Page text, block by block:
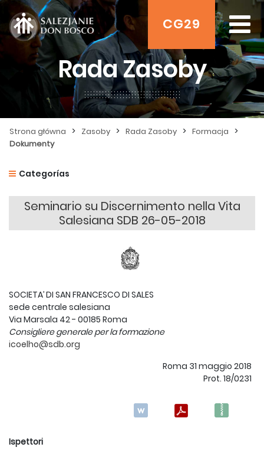
CG29
Rada Zasoby
Strona główna > Zasoby > Rada Zasoby > Formacja >
Dokumenty
Categorías
Seminario su Discernimento nella Vita
Salesiana SDB 26-05-2018
SOCIETA’ DI SAN FRANCESCO DI SALES
sede centrale salesiana
Via Marsala 42 - 00185 Roma
Consigliere generale per la formazione
icoelho@sdb.org
Roma 31 maggio 2018
Prot. 18/0231
Ispettori